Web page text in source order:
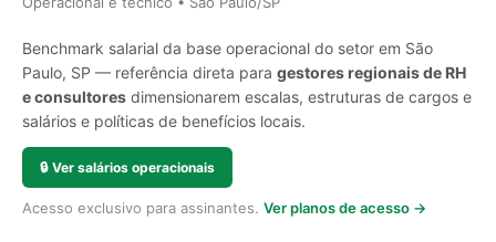
Benchmark salarial da base operacional do setor em São
Paulo, SP — referência direta para gestores regionais de RH
e consultores dimensionarem escalas, estruturas de cargos e
salários e políticas de benefícios locais.
🔒 Ver salários operacionais
Acesso exclusivo para assinantes. Ver planos de acesso →